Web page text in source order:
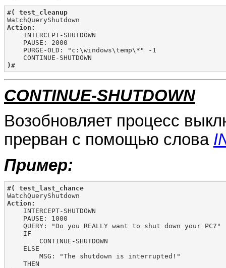
#( test_cleanup
Action:
INTERCEPT-SHUTDOWN
    PAUSE: 2000
    PURGE-OLD: "c:\windows\temp\*" -1
)#
CONTINUE-SHUTDOWN
Возобновляет процесс
прерван с помощью слова
Пример:
#( test_last_chance
Action:
INTERCEPT-SHUTDOWN
    PAUSE: 1000
    QUERY: "Do you REALLY want to shut down your PC?"
    IF
        CONTINUE-SHUTDOWN
    ELSE
        MSG: "The shutdown is interrupted!"